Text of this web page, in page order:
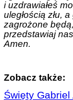
i uzdrawiałeś
uległością złu,
zagrożone
przedstawiaj
Amen.
Zobacz także:
Święty Gabriel